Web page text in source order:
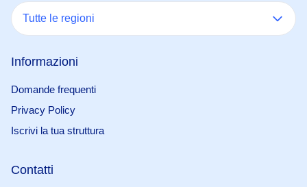
Tutte le regioni
Informazioni
Domande frequenti
Privacy Policy
Iscrivi la tua struttura
Contatti